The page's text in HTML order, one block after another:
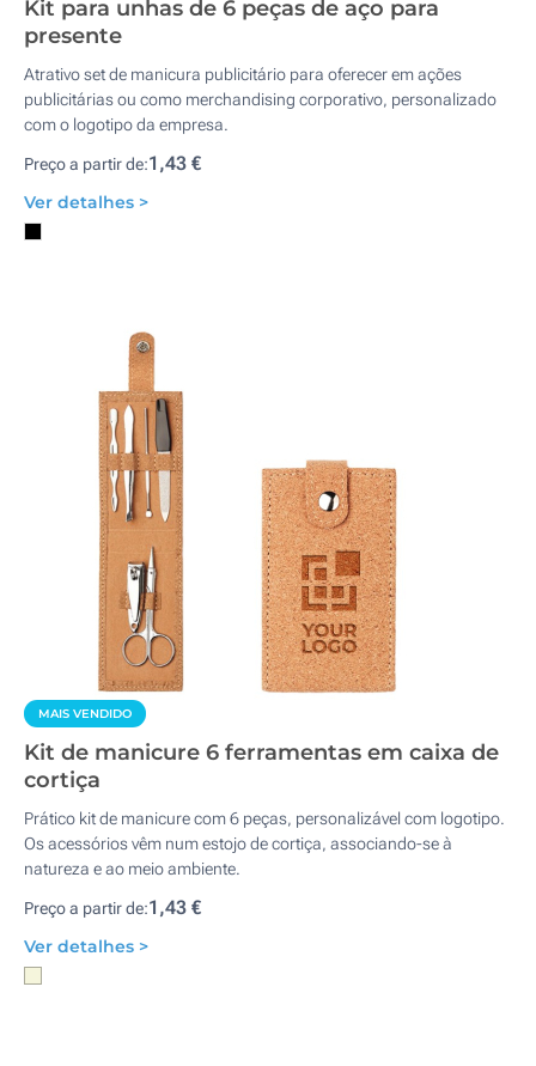
Kit para unhas de 6 peças de aço para
presente
Atrativo set de manicura publicitário para oferecer em ações
publicitárias ou como merchandising corporativo, personalizado
com o logotipo da empresa.
Preço a partir de:1,43 €
Ver detalhes >
MAIS VENDIDO
Kit de manicure 6 ferramentas em caixa de
cortiça
Prático kit de manicure com 6 peças, personalizável com logotipo.
Os acessórios vêm num estojo de cortiça, associando-se à
natureza e ao meio ambiente.
Preço a partir de:1,43 €
Ver detalhes >